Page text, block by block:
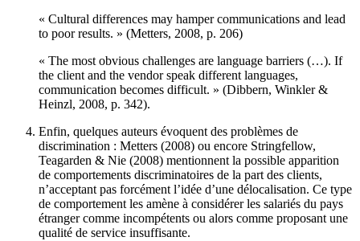
« Cultural differences may hamper communications and lead
to poor results. » (Metters, 2008, p. 206)
« The most obvious challenges are language barriers (…). If
the client and the vendor speak different languages,
communication becomes difficult. » (Dibbern, Winkler &
Heinzl, 2008, p. 342).
Enfin, quelques auteurs évoquent des problèmes de
discrimination : Metters (2008) ou encore Stringfellow,
Teagarden & Nie (2008) mentionnent la possible apparition
de comportements discriminatoires de la part des clients,
n’acceptant pas forcément l’idée d’une délocalisation. Ce type
de comportement les amène à considérer les salariés du pays
étranger comme incompétents ou alors comme proposant une
qualité de service insuffisante.